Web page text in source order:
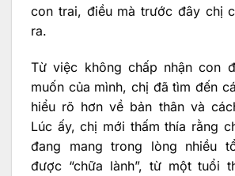
con trai, điều mà trước đây chị
ra.
Từ việc không chấp nhận con
muốn của mình, chị đã tìm đến
hiểu rõ hơn về bản thân và
Lúc ấy, chị mới thấm thía rằng
đang mang trong lòng nhiều
được “chữa lành”, từ một tuổi